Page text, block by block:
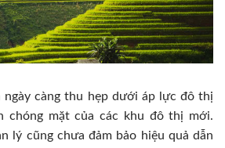
càng thu hẹp dưới áp lực đô thị
chóng mặt của các khu đô thị mới.
lý cũng chưa đảm bảo hiệu quả dẫn